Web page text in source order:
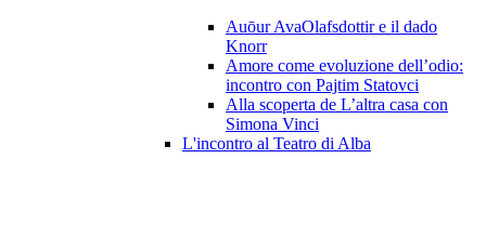
Auōur AvaOlafsdottir e il dado
Knorr
Amore come evoluzione dell’odio:
incontro con Pajtim Statovci
Alla scoperta de L’altra casa con
Simona Vinci
L'incontro al Teatro di Alba